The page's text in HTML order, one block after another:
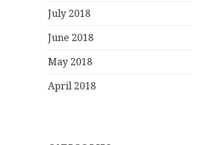
July 2018
June 2018
May 2018
April 2018